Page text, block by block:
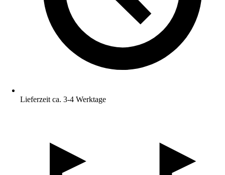
Lieferzeit ca. 3-4 Werktage